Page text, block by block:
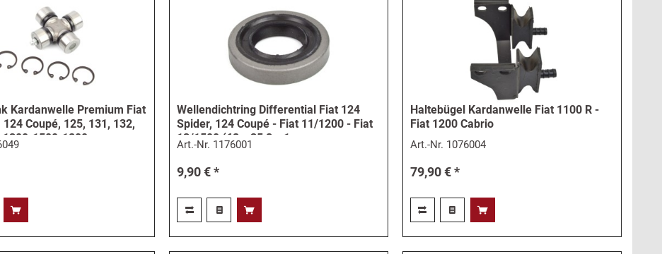
Kardanwelle Premium Fiat
124 Coupé, 125, 131, 132,
1500-1800
Wellendichtring Differential Fiat 124
Spider, 124 Coupé - Fiat 11/1200 - Fiat
13/1500 (68 x 35,8 x 1
Art.-Nr. 1176001
9,90 € *
Haltebügel Kardanwelle Fiat 1100 R -
Fiat 1200 Cabrio
Art.-Nr. 1076004
79,90 € *